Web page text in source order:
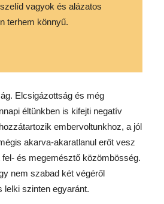
vagyok és alázatos
terhem könnyű.
Elcsigázottság és még
éltünkben is kifejti negatív
embervoltunkhoz, a jól
akarva-akaratlanul erőt vesz
és megemésztő közömbösség.
nem szabad két végéről
lelki szinten egyaránt.